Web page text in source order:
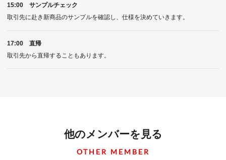
15:00 サンプルチェック
取引先に赴き新商品のサンプルを確認し、仕様を決めていきます。
17:00 直帰
取引先から直帰することもあります。
他のメンバーを見る
OTHER MEMBER